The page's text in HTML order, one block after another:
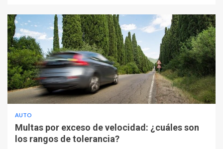
AUTO
Multas por exceso de velocidad: ¿cuáles son
los rangos de tolerancia?